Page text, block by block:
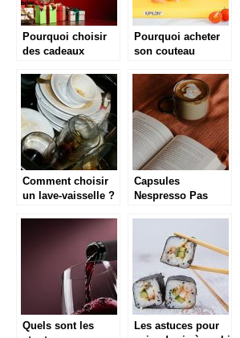
Pourquoi choisir
des cadeaux
Pourquoi acheter
son couteau
Maison Damas ?
Comment choisir
un lave-vaisselle ?
Capsules
Nespresso Pas
Quels sont les
Les astuces pour